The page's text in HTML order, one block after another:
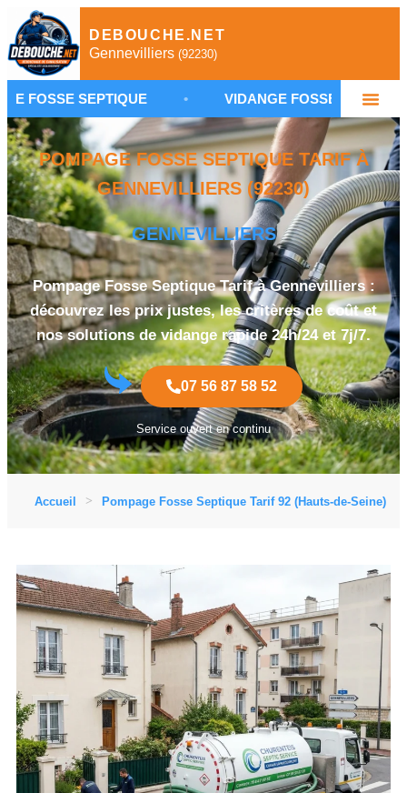
DEBOUCHE.NET
Gennevilliers (92230)
• VIDANGE FOSSE SEPTIQUE
POMPAGE FOSSE SEPTIQUE TARIF À
GENNEVILLIERS (92230)
GENNEVILLIERS
Pompage Fosse Septique Tarif à Gennevilliers :
découvrez les prix justes, les critères de coût et
nos solutions de vidange rapide 24h/24 et 7j/7.
07 56 87 58 52
Service ouvert en continu
Accueil Pompage Fosse Septique Tarif 92 (Hauts-de-Seine)